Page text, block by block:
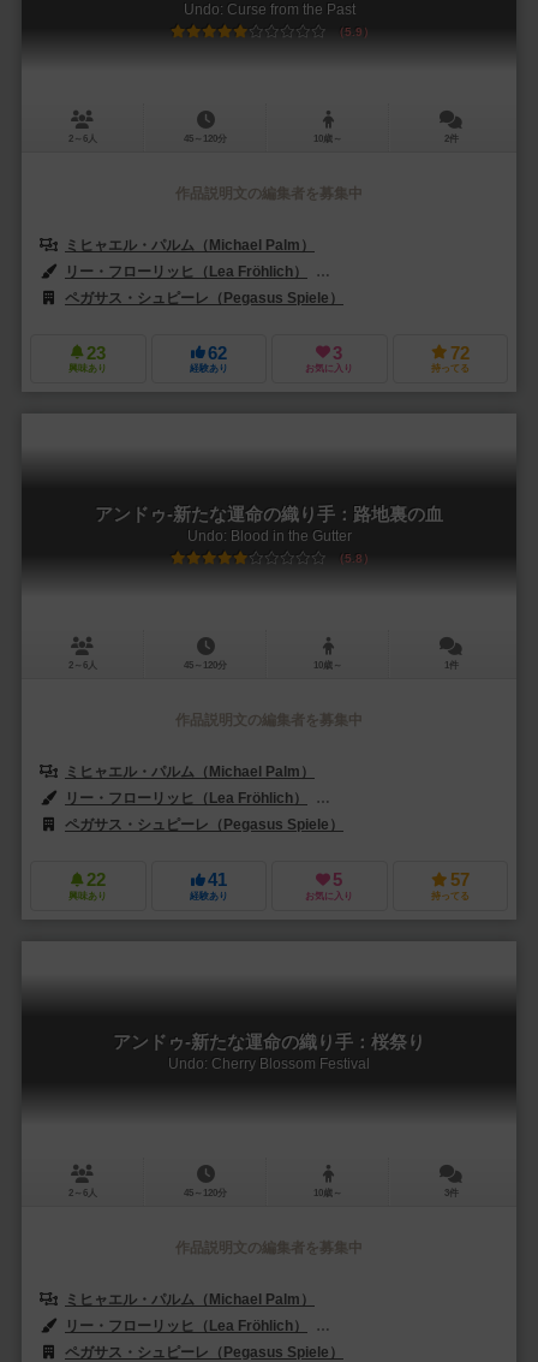
Undo: Curse from the Past
5.9
2～6人 45～120分 10歳～ 2件
作品説明文の編集者を募集中
ミヒャエル・パルム（Michael Palm）
リー・フローリッヒ（Lea Fröhlich）
ペガサス・シュピーレ（Pegasus Spiele）
23
興味あり
62
経験あり
3
お気に入り
72
持ってる
アンドゥ-新たな運命の織り手：路地裏の血
Undo: Blood in the Gutter
5.8
2～6人 45～120分 10歳～ 1件
作品説明文の編集者を募集中
ミヒャエル・パルム（Michael Palm）
リー・フローリッヒ（Lea Fröhlich）
ペガサス・シュピーレ（Pegasus Spiele）
22
興味あり
41
経験あり
5
お気に入り
57
持ってる
アンドゥ-新たな運命の織り手：桜祭り
Undo: Cherry Blossom Festival
2～6人 45～120分 10歳～ 3件
作品説明文の編集者を募集中
ミヒャエル・パルム（Michael Palm）
リー・フローリッヒ（Lea Fröhlich）
ペガサス・シュピーレ（Pegasus Spiele）